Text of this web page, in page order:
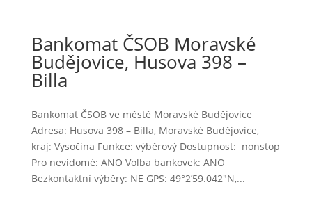
Bankomat ČSOB Moravské
Budějovice, Husova 398 –
Billa
Bankomat ČSOB ve městě Moravské Budějovice
Adresa: Husova 398 – Billa, Moravské Budějovice,
kraj: Vysočina Funkce: výběrový Dostupnost: nonstop
Pro nevidomé: ANO Volba bankovek: ANO
Bezkontaktní výběry: NE GPS: 49°2’59.042″N,...